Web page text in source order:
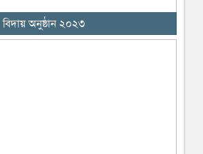
বিদায় অনুষ্ঠান ২০২৩